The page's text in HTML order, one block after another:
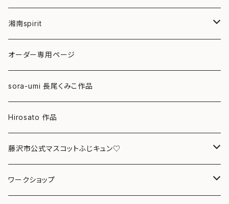
湘南spirit
ポストカード
グリーティングカード
クリアファイル
マグカップ
スマホケース
オーダー専用ページ
sora-umi 長尾くみこ作品
Hirosato 作品
藤沢市公式マスコットふじキュン♡
クリアファイル
ワークショップ